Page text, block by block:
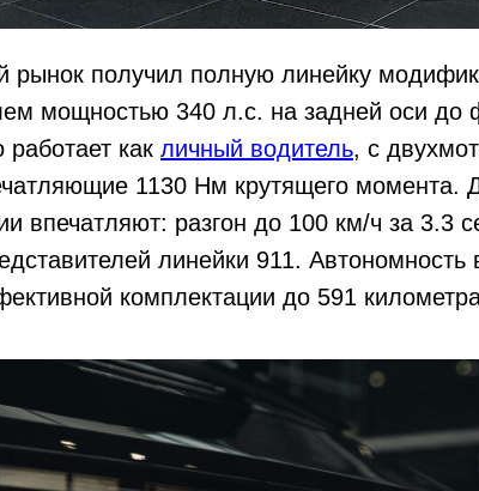
рынок получил полную линейку
мощностью 340 л.с. на задней оси до
работает как личный водитель, с
1130 Нм крутящего момента.
впечатляют: разгон до 100 км/ч за 3.3
линейки 911. Автономность
комплектации до 591